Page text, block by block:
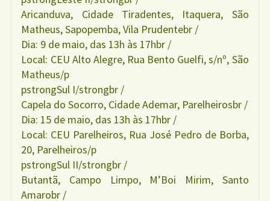
Aricanduva, Cidade Tiradentes, Itaquera, São
Matheus, Sapopemba, Vila Prudentebr /
Dia: 9 de maio, das 13h às 17hbr /
Local: CEU Alto Alegre, Rua Bento Guelfi, s/nº, São
Matheus/p
pstrongSul I/strongbr /
Capela do Socorro, Cidade Ademar, Parelheirosbr /
Dia: 15 de maio, das 13h às 17hbr /
Local: CEU Parelheiros, Rua José Pedro de Borba,
20, Parelheiros/p
pstrongSul II/strongbr /
Butantã, Campo Limpo, M’Boi Mirim, Santo
Amarobr /